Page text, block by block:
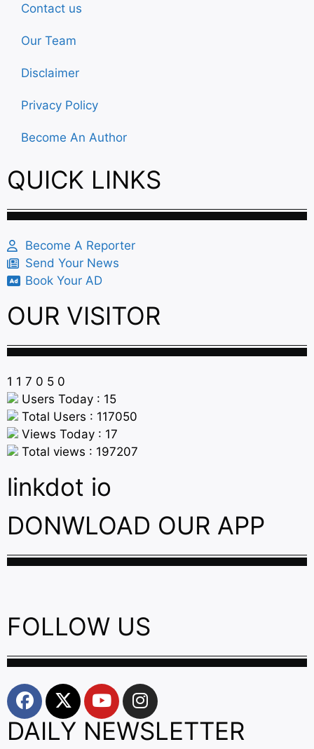
Contact us
Our Team
Disclaimer
Privacy Policy
Become An Author
QUICK LINKS
Become A Reporter
Send Your News
Book Your AD
OUR VISITOR
1 1 7 0 5 0
Users Today : 15
Total Users : 117050
Views Today : 17
Total views : 197207
linkdot io
DONWLOAD OUR APP
FOLLOW US
DAILY NEWSLETTER